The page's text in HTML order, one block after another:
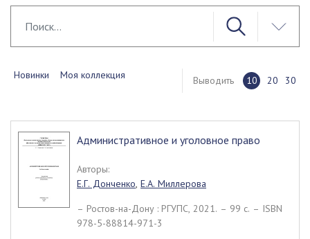
Новинки Моя коллекция Выводить 10 20 30
Административное и уголовное право
Авторы:
Е.Г. Донченко, Е.А. Миллерова
– Ростов-на-Дону : РГУПС, 2021. – 99 c. – ISBN
978-5-88814-971-3